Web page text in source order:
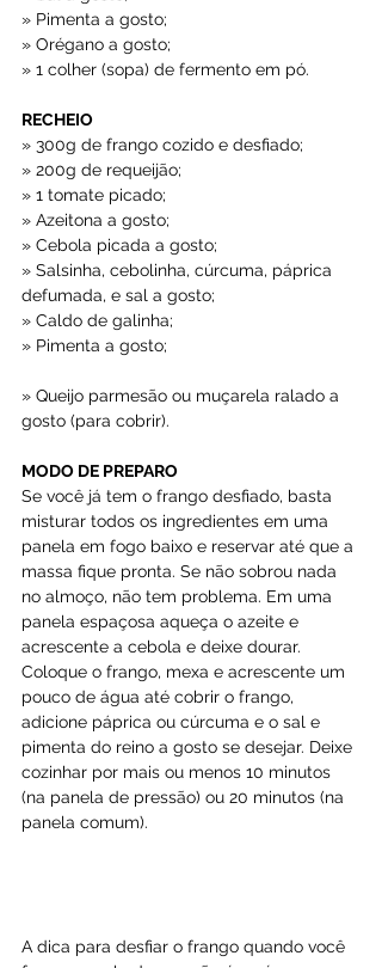
» Pimenta a gosto;
» Orégano a gosto;
» 1 colher (sopa) de fermento em pó.
RECHEIO
» 300g de frango cozido e desfiado;
» 200g de requeijão;
» 1 tomate picado;
» Azeitona a gosto;
» Cebola picada a gosto;
» Salsinha, cebolinha, cúrcuma, páprica
defumada, e sal a gosto;
» Caldo de galinha;
» Pimenta a gosto;
» Queijo parmesão ou muçarela ralado a
gosto (para cobrir).
MODO DE PREPARO
Se você já tem o frango desfiado, basta
misturar todos os ingredientes em uma
panela em fogo baixo e reservar até que a
massa fique pronta. Se não sobrou nada
no almoço, não tem problema. Em uma
panela espaçosa aqueça o azeite e
acrescente a cebola e deixe dourar.
Coloque o frango, mexa e acrescente um
pouco de água até cobrir o frango,
adicione páprica ou cúrcuma e o sal e
pimenta do reino a gosto se desejar. Deixe
cozinhar por mais ou menos 10 minutos
(na panela de pressão) ou 20 minutos (na
panela comum).
A dica para desfiar o frango quando você